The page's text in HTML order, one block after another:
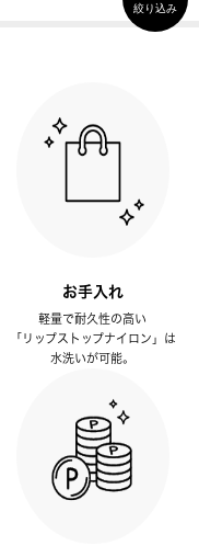
絞り込み
お手入れ
軽量で耐久性の高い
「リップストップナイロン」は
水洗いが可能。